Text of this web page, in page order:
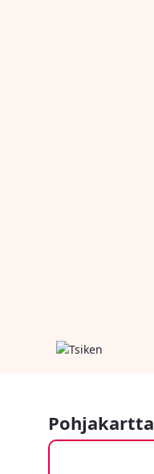
Pohjakartta